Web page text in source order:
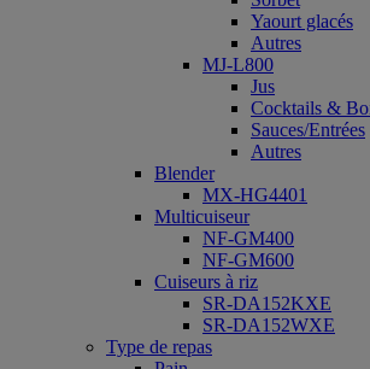
Yaourt glacés
Autres
MJ-L800
Jus
Cocktails &
Sauces/Entrées
Autres
Blender
MX-HG4401
Multicuiseur
NF-GM400
NF-GM600
Cuiseurs à riz
SR-DA152KXE
SR-DA152WXE
Type de repas